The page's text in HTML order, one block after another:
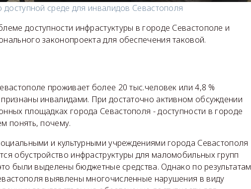
доступной среде для инвалидов Севастополя
доступности инфрастуктуры в городе Севастополе и
законопроекта для обеспечения таковой.
проживает более 20 тыс.человек или 4,8 %
инвалидами. При достаточно активном обсуждении
площадках города Севастополя - доступности в городе
понять, почему.
и культурными учреждениями города Севастополя
обустройство инфраструктуры для маломобильных групп
были выделены бюджетные средства. Однако по результатам
выявлены многочисленные нарушения в виду